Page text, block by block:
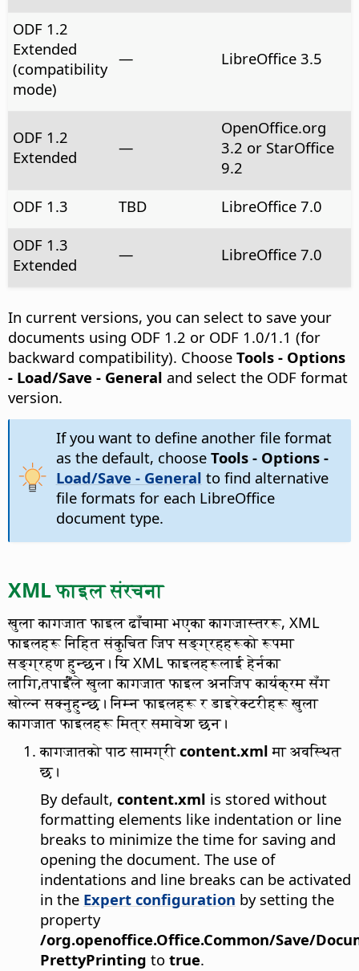
ODF 1.2
Extended
(compatibility
mode)
— LibreOffice 3.5
ODF 1.2
Extended
—
OpenOffice.org
3.2 or StarOffice
9.2
ODF 1.3
TBD
LibreOffice 7.0
ODF 1.3
Extended
— LibreOffice 7.0
In current versions, you can select to save your
documents using ODF 1.2 or ODF 1.0/1.1 (for
backward compatibility). Choose Tools - Options
- Load/Save - General and select the ODF format
version.
If you want to define another file format
as the default, choose Tools - Options-
Load/Save - General to find alternative
file formats for each LibreOffice
document type.
XML फाइल संरचना
खुला कागजात फाइल ढाँचामा भएका कागजास्तररू, XML
फाइलहरू निहित संकुचित जिप सङ्ग्रहहरूको रूपमा
सङ्ग्रहण हुन्छन। यि XML फाइलहरूलाई हेर्नका
लागि,तपाईँंले खुला कागजात फाइल अनजिप कार्यक्रम सँग
खोल्न सक्नुहुन्छ। निम्न फाइलहरू र डाइरेक्टरीहरू खुला
कागजात फाइलहरू मित्र समावेश छन।
कागजातको पाठ सामग्रीcontent.xml मा अवस्थित
छ।
By default, content.xml is stored without
formatting elements like indentation or line
breaks to minimize the time for saving and
opening the document. The use of
indentations and line breaks can be activated
in the Expert configuration by setting the
property
/org.openoffice.Office.Common/Save/
PrettyPrinting to true.